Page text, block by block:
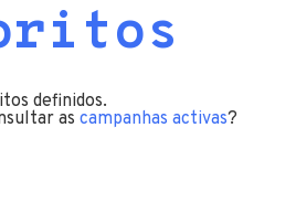
definidos.
as campanhas activas?